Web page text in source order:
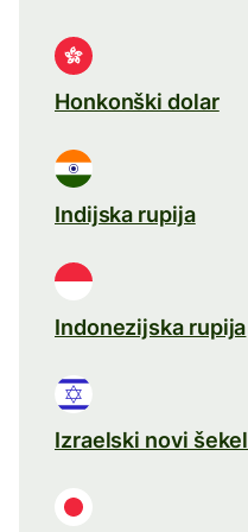
Honkonški dolar
Indijska rupija
Indonezijska rupija
Izraelski novi šekel